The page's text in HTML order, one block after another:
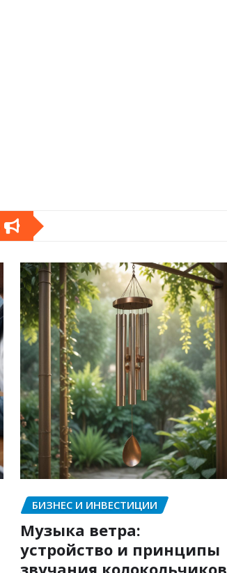
БИЗНЕС И ИНВЕСТИЦИИ
Музыка ветра:
устройство и принципы